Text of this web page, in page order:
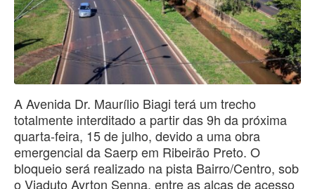
A Avenida Dr. Maurílio Biagi terá um trecho
totalmente interditado a partir das 9h da próxima
quarta-feira, 15 de julho, devido a uma obra
emergencial da Saerp em Ribeirão Preto. O
bloqueio será realizado na pista Bairro/Centro, sob
o Viaduto Ayrton Senna, entre as alças de acesso